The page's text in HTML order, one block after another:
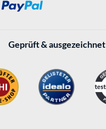
Geprüft & ausgezeichnet